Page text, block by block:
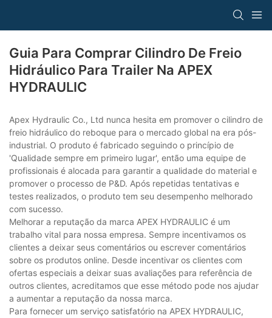
Guia Para Comprar Cilindro De Freio
Hidráulico Para Trailer Na APEX
HYDRAULIC
Apex Hydraulic Co., Ltd nunca hesita em promover o cilindro de
freio hidráulico do reboque para o mercado global na era pós-
industrial. O produto é fabricado seguindo o princípio de
'Qualidade sempre em primeiro lugar', então uma equipe de
profissionais é alocada para garantir a qualidade do material e
promover o processo de P&D. Após repetidas tentativas e
testes realizados, o produto tem seu desempenho melhorado
com sucesso.
Melhorar a reputação da marca APEX HYDRAULIC é um
trabalho vital para nossa empresa. Sempre incentivamos os
clientes a deixar seus comentários ou escrever comentários
sobre os produtos online. Desde incentivar os clientes com
ofertas especiais a deixar suas avaliações para referência de
outros clientes, acreditamos que esse método pode nos ajudar
a aumentar a reputação da nossa marca.
Para fornecer um serviço satisfatório na APEX HYDRAULIC,